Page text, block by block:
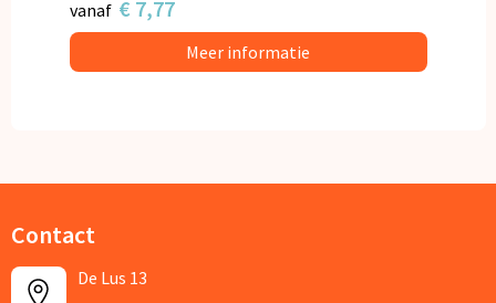
vanaf € 7,77
Meer informatie
Contact
De Lus 13